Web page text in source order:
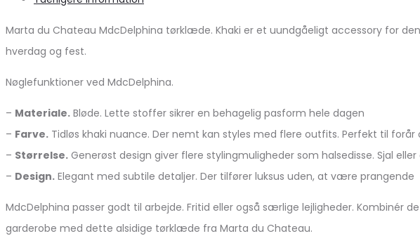
Marta du Chateau MdcDelphina tørklæde. Khaki er et uundgåeligt accessory for
hverdag og fest.
Nøglefunktioner ved MdcDelphina.
– Materiale. Bløde. Lette stoffer sikrer en behagelig pasform hele dagen
– Farve. Tidløs khaki nuance. Der nemt kan styles med flere outfits. Perfekt til
– Størrelse. Generøst design giver flere stylingmuligheder som halsedisse. Sjal
– Design. Elegant med subtile detaljer. Der tilfører luksus uden, at være prangende
MdcDelphina passer godt til arbejde. Fritid eller også særlige lejligheder. Kombinér
garderobe med dette alsidige tørklæde fra Marta du Chateau.